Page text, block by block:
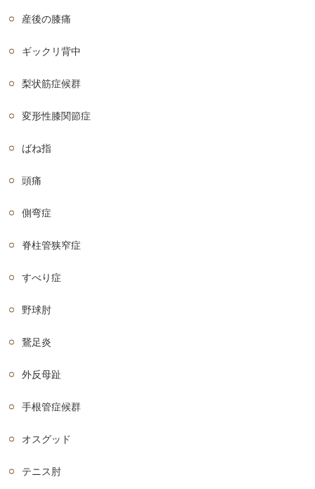
産後の膝痛
ギックリ背中
梨状筋症候群
変形性膝関節症
ばね指
頭痛
側弯症
脊柱管狭窄症
すべり症
野球肘
鵞足炎
外反母趾
手根管症候群
オスグッド
テニス肘